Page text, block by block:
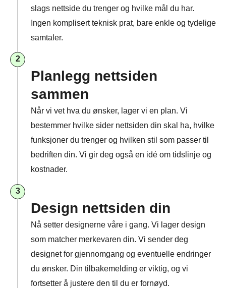
slags nettside du trenger og hvilke mål du har.
Ingen komplisert teknisk prat, bare enkle og tydelige
samtaler.
2
Planlegg nettsiden
sammen​
Når vi vet hva du ønsker, lager vi en plan. Vi
bestemmer hvilke sider nettsiden din skal ha, hvilke
funksjoner du trenger og hvilken stil som passer til
bedriften din. Vi gir deg også en idé om tidslinje og
kostnader.
3
Design nettsiden din
Nå setter designerne våre i gang. Vi lager design
som matcher merkevaren din. Vi sender deg
designet for gjennomgang og eventuelle endringer
du ønsker. Din tilbakemelding er viktig, og vi
fortsetter å justere den til du er fornøyd.